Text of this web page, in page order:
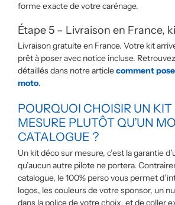
forme exacte de votre carénage.
Étape 5 – Livraison en France,
Livraison gratuite en France. Votre kit
prêt à poser avec notice incluse.
détaillés dans notre articlecomment
moto.
POURQUOI CHOISIR UN KIT
MESURE PLUTÔT QU’UN
CATALOGUE ?
Un kit déco sur mesure, c’est la garantie
qu’aucun autre pilote ne portera.
catalogue, le 100% perso vous permet
logos, les couleurs de votre sponsor, un
dans la police de votre choix, et de coller